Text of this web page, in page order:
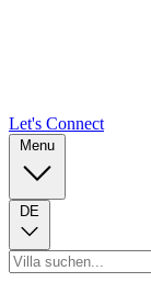
Let's Connect